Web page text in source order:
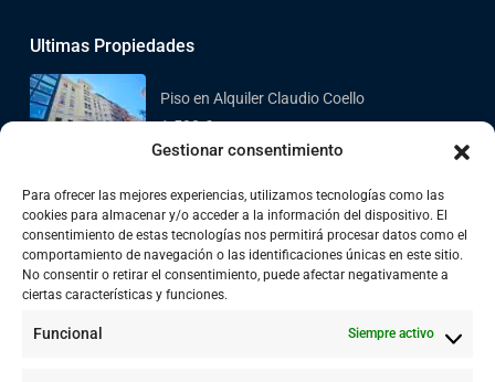
Gestionar consentimiento
Para ofrecer las mejores experiencias, utilizamos tecnologías como las
cookies para almacenar y/o acceder a la información del dispositivo. El
consentimiento de estas tecnologías nos permitirá procesar datos como el
comportamiento de navegación o las identificaciones únicas en este sitio.
No consentir o retirar el consentimiento, puede afectar negativamente a
ciertas características y funciones.
Funcional Siempre activo
Ultimas Propiedades
Piso en Alquiler Claudio Coello
1.590 €
Oeste
749.000 €
Enlaces